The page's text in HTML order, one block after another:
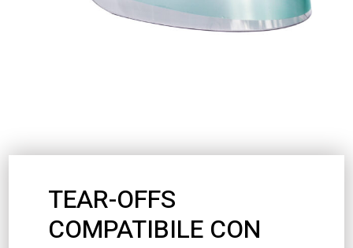
TEAR-OFFS
COMPATIBILE CON